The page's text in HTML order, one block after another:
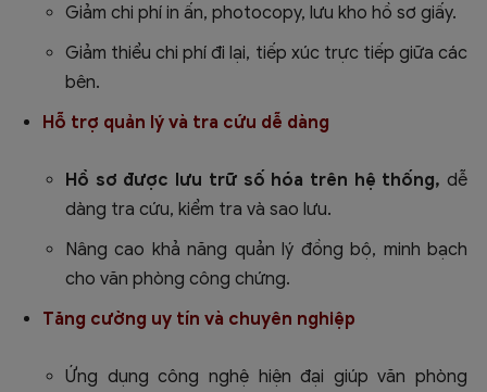
Giảm chi phí in ấn, photocopy, lưu kho hồ sơ giấy.
Giảm thiểu chi phí đi lại, tiếp xúc trực tiếp giữa các
bên.
Hỗ trợ quản lý và tra cứu dễ dàng
Hồ sơ được lưu trữ số hóa trên hệ thống, dễ
dàng tra cứu, kiểm tra và sao lưu.
Nâng cao khả năng quản lý đồng bộ, minh bạch
cho văn phòng công chứng.
Tăng cường uy tín và chuyên nghiệp
Ứng dụng công nghệ hiện đại giúp văn phòng